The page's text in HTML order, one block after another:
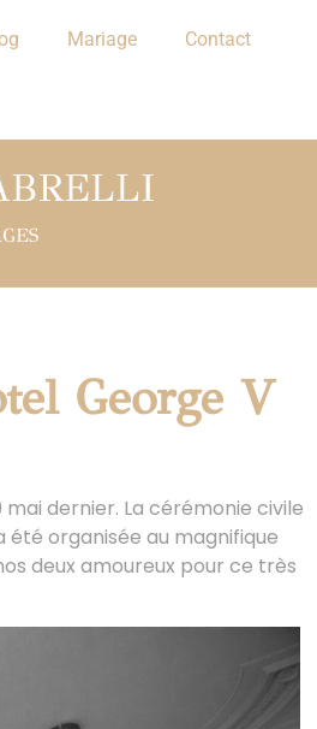
Mariage Contact
George V
dernier. La cérémonie civile
été organisée au magnifique
deux amoureux pour ce très